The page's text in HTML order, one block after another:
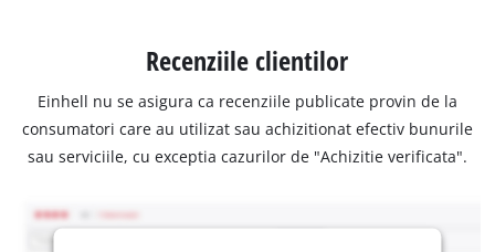
Recenziile clientilor
Einhell nu se asigura ca recenziile publicate provin de la
consumatori care au utilizat sau achizitionat efectiv bunurile
sau serviciile, cu exceptia cazurilor de "Achizitie verificata".